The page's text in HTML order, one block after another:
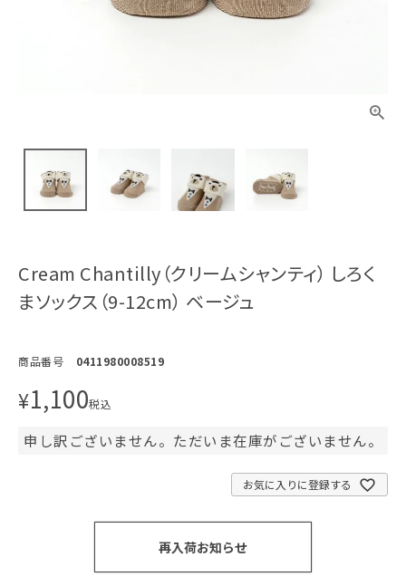
Cream Chantilly（クリームシャンティ） しろく
まソックス（9-12cm） ベージュ
商品番号 0411980008519
¥1,100税込
申し訳ございません。ただいま在庫がございません。
お気に入りに登録する
再入荷お知らせ